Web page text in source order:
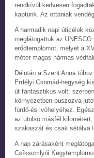
rendkívül kedvesen
kaptunk. Az ottaniak
A harmadik napi úticélok
meglátogattuk az
erődtemplomot, melyet a
méter magas hármas
Délután a Szent Anna
Erdélyi Csomád-hegység
út fantasztikus volt:
környezetben buszozva
fürdő-és ivóhelyéhez.
az utolsó másfél
szakaszát és csak sétálva
A nap zárásaként
Csíksomlyói